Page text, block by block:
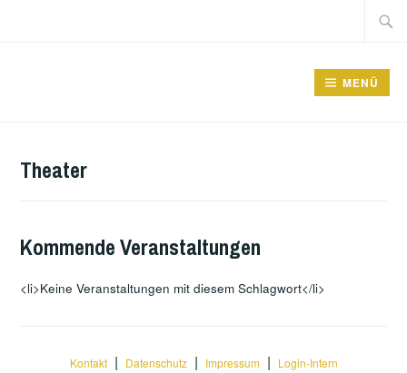
Suche
MENÜ
Theater
Kommende Veranstaltungen
<li>Keine Veranstaltungen mit diesem Schlagwort</li>
Kontakt| Datenschutz| Impressum| Login-Intern